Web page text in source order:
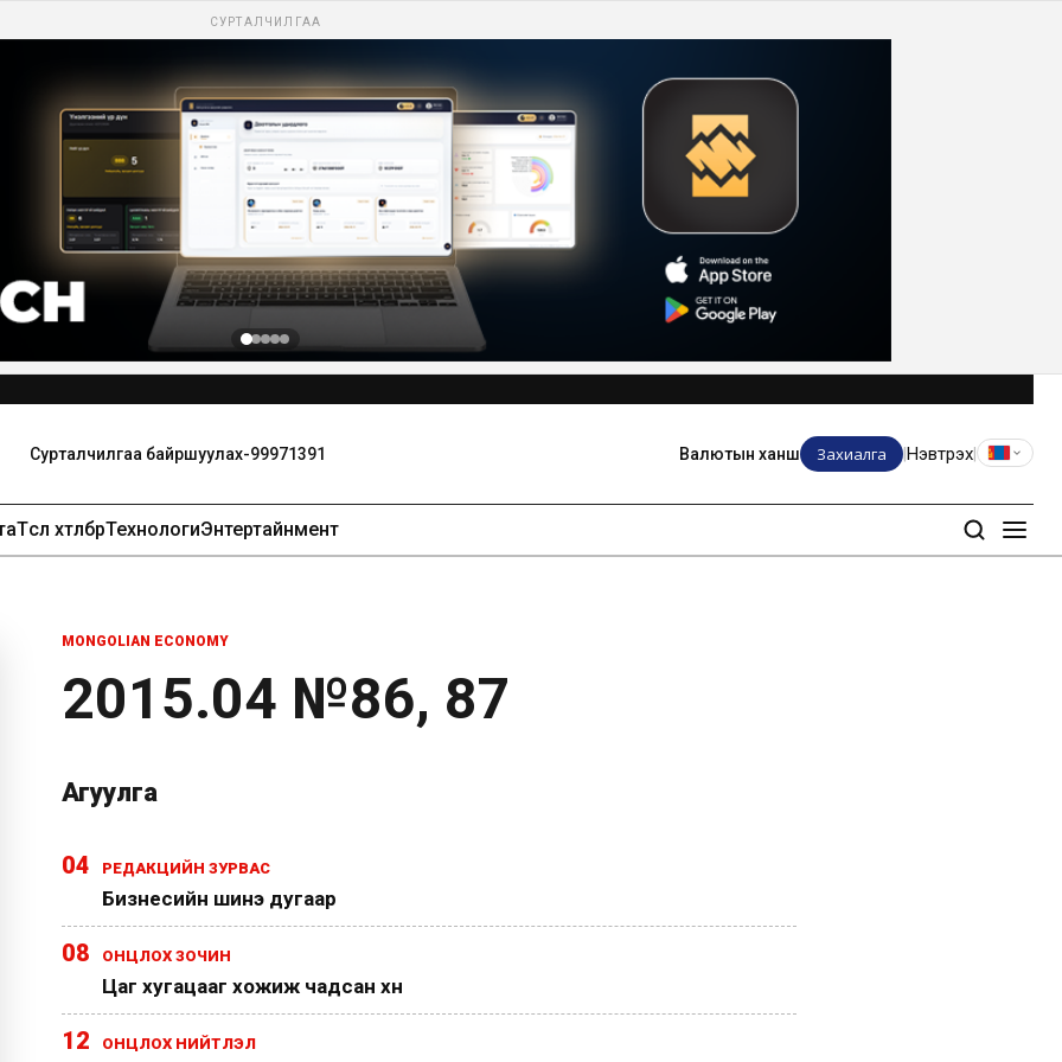
СУРТАЛЧИЛГАА
Валютын ханш Захиалга Нэвтрэх
Төсөл хөтөлбөрТехнологиЭнтертайнмент
MONGOLIAN ECONOMY
2015.04 №86, 87
Агуулга
04 РЕДАКЦИЙН ЗУРВАС
Бизнесийн шинэ дугаар
08 ОНЦЛОХ ЗОЧИН
Цаг хугацааг хожиж чадсан хүн
12 ОНЦЛОХ НИЙТЛЭЛ